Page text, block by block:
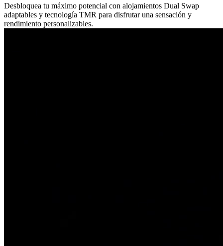
Desbloquea tu máximo potencial con alojamientos Dual Swap
adaptables y tecnología TMR para disfrutar una sensación y
rendimiento personalizables.